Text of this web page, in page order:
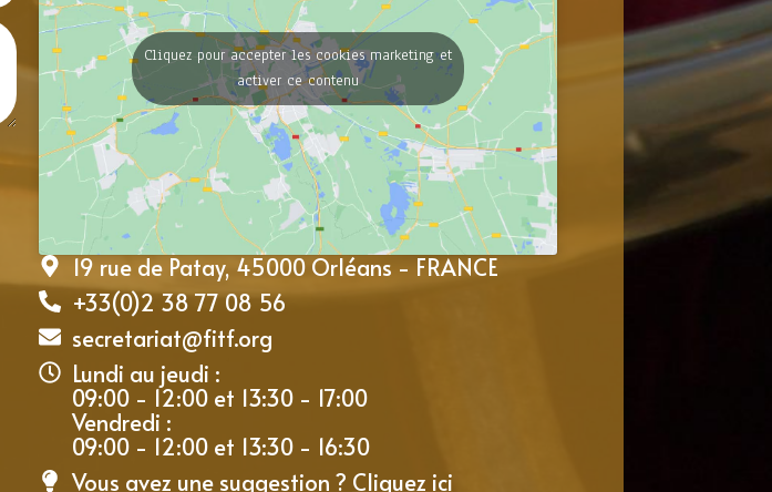
Cliquez pour accepter les cookies marketing et
activer ce contenu
19 rue de Patay, 45000 Orléans - FRANCE
+33(0)2 38 77 08 56
secretariat@fitf.org
Lundi au jeudi :
09:00 - 12:00 et 13:30 - 17:00
Vendredi :
09:00 - 12:00 et 13:30 - 16:30
Vous avez une suggestion ? Cliquez ici